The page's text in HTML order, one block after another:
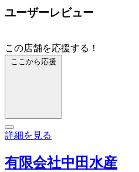
ユーザーレビュー
この店舗を応援する！
ここから応援
詳細を見る
有限会社中田水産